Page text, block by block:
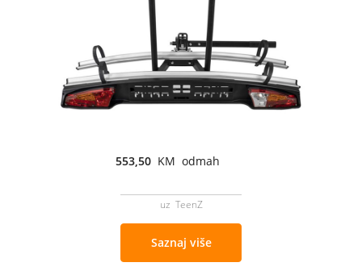
553,50 KM odmah
uz TeenZ
Saznaj više